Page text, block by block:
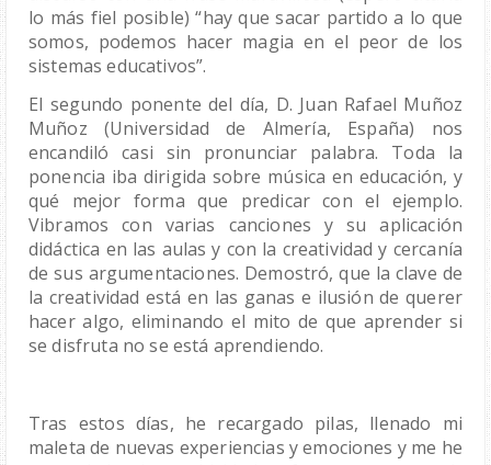
lo más fiel posible) “hay que sacar partido a lo que
somos, podemos hacer magia en el peor de los
sistemas educativos”.
El segundo ponente del día, D. Juan Rafael Muñoz
Muñoz (Universidad de Almería, España) nos
encandiló casi sin pronunciar palabra. Toda la
ponencia iba dirigida sobre música en educación, y
qué mejor forma que predicar con el ejemplo.
Vibramos con varias canciones y su aplicación
didáctica en las aulas y con la creatividad y cercanía
de sus argumentaciones. Demostró, que la clave de
la creatividad está en las ganas e ilusión de querer
hacer algo, eliminando el mito de que aprender si
se disfruta no se está aprendiendo.
Tras estos días, he recargado pilas, llenado mi
maleta de nuevas experiencias y emociones y me he